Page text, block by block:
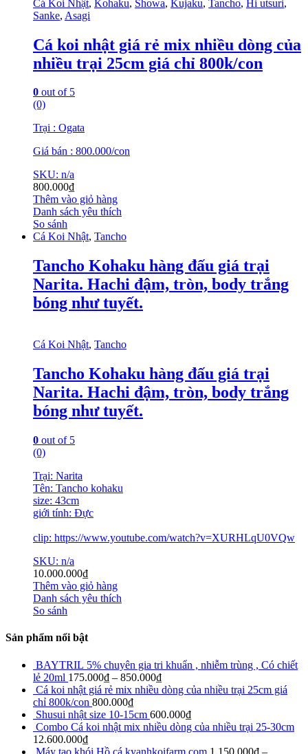
Cá Koi Nhật, Kohaku, Showa, Kujaku, Tancho, Hi utsuri,
Sanke, Asagi
Cá koi nhật giá rẻ mix nhiều dòng của
nhiều trại 25cm giá chỉ 800k/con
0 out of 5
(0)
Trại : Ogata
Giá bán : 800.000/con
SKU: n/a
800.000₫
Thêm vào giỏ hàng
Danh sách yêu thích
So sánh
Cá Koi Nhật, Tancho
Tancho Kohaku hàng đấu giá trại
Narita. Hachi đậm, tròn, body trắng
bóng như tuyết.
Cá Koi Nhật, Tancho
Tancho Kohaku hàng đấu giá trại
Narita. Hachi đậm, tròn, body trắng
bóng như tuyết.
0 out of 5
(0)
Trại: Narita
Tên: Tancho kohaku
size: 43cm
giới tính: Đực
clip: https://www.youtube.com/watch?v=XURHLqU0VQw
SKU: n/a
10.000.000₫
Thêm vào giỏ hàng
Danh sách yêu thích
So sánh
Sản phẩm nổi bật
BAYTRIL 5% chuyên gia tri khuẩn , nhiễm trùng , Có chiết
lẻ 20ml 175.000₫ – 850.000₫
Cá koi nhật giá rẻ mix nhiều dòng của nhiều trại 25cm giá
chỉ 800k/con 800.000₫
Shusui nhật size 10-15cm 600.000₫
Combo Cá koi nhật mix nhiều dòng của nhiều trại 25-30cm
12.600.000₫
Máy tạo khói Hồ cá kyanhkoifarm.com 1.150.000₫ –